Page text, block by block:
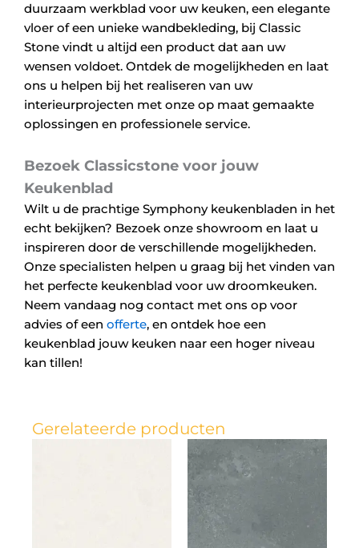
duurzaam werkblad voor uw keuken, een elegante
vloer of een unieke wandbekleding, bij Classic
Stone vindt u altijd een product dat aan uw
wensen voldoet. Ontdek de mogelijkheden en laat
ons u helpen bij het realiseren van uw
interieurprojecten met onze op maat gemaakte
oplossingen en professionele service.
Bezoek Classicstone voor jouw
Keukenblad
Wilt u de prachtige Symphony keukenbladen in het
echt bekijken? Bezoek onze showroom en laat u
inspireren door de verschillende mogelijkheden.
Onze specialisten helpen u graag bij het vinden van
het perfecte keukenblad voor uw droomkeuken.
Neem vandaag nog contact met ons op voor
advies of een offerte, en ontdek hoe een
keukenblad jouw keuken naar een hoger niveau
kan tillen!
Gerelateerde producten